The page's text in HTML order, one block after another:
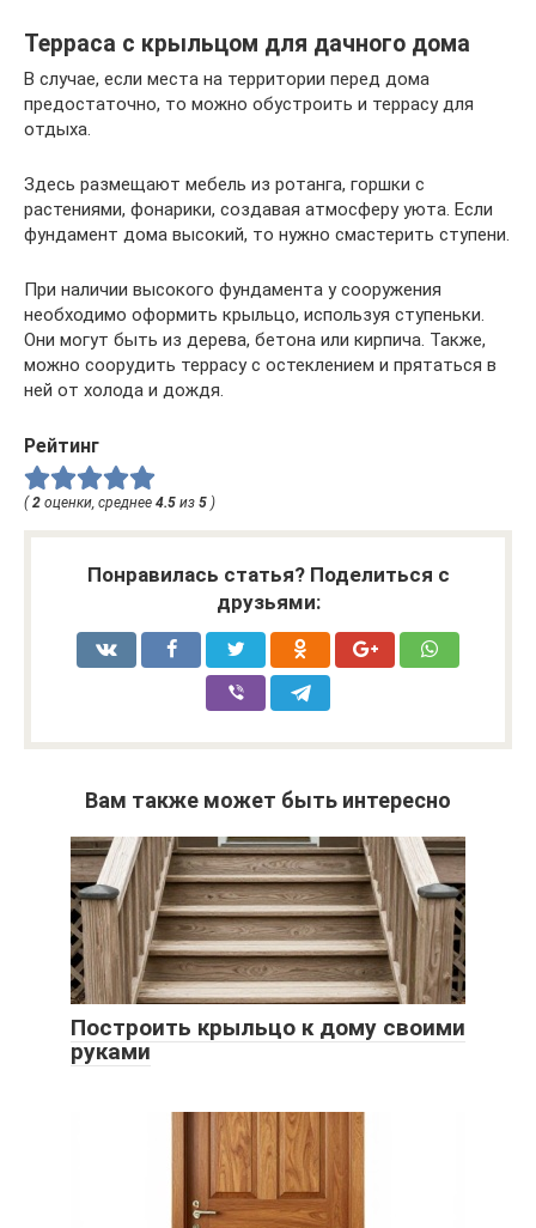
Терраса с крыльцом для дачного дома
В случае, если места на территории перед дома
предостаточно, то можно обустроить и террасу для
отдыха.
Здесь размещают мебель из ротанга, горшки с
растениями, фонарики, создавая атмосферу уюта. Если
фундамент дома высокий, то нужно смастерить ступени.
При наличии высокого фундамента у сооружения
необходимо оформить крыльцо, используя ступеньки.
Они могут быть из дерева, бетона или кирпича. Также,
можно соорудить террасу с остеклением и прятаться в
ней от холода и дождя.
Рейтинг
( 2 оценки, среднее 4.5 из 5 )
Понравилась статья? Поделиться с
друзьями:
Вам также может быть интересно
Построить крыльцо к дому своими
руками